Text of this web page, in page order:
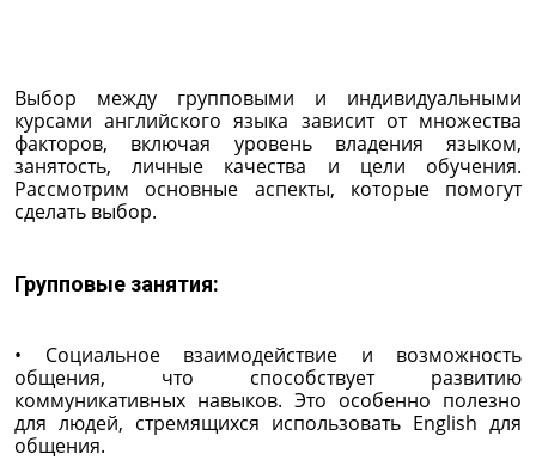
Выбор между групповыми и индивидуальными
курсами английского языка зависит от множества
факторов, включая уровень владения языком,
занятость, личные качества и цели обучения.
Рассмотрим основные аспекты, которые помогут
сделать выбор.
Групповые занятия:
• Социальное взаимодействие и возможность
общения, что способствует развитию
коммуникативных навыков. Это особенно полезно
для людей, стремящихся использовать English для
общения.